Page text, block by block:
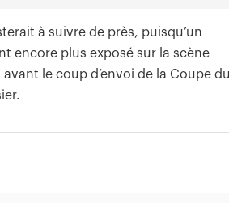
à suivre de près, puisqu’un
encore plus exposé sur la scène
le coup d’envoi de la Coupe